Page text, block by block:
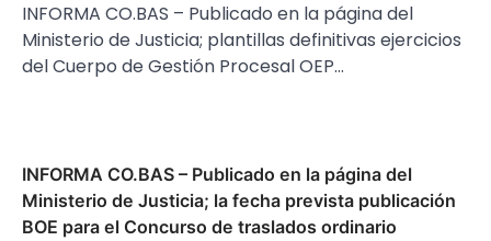
INFORMA CO.BAS – Publicado en la página del
Ministerio de Justicia; plantillas definitivas ejercicios
del Cuerpo de Gestión Procesal OEP…
INFORMA CO.BAS – Publicado en la página del
Ministerio de Justicia; la fecha prevista publicación
BOE para el Concurso de traslados ordinario